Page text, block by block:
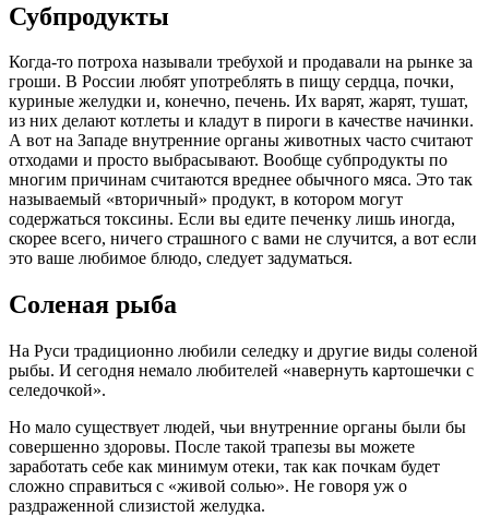
Субпродукты
Когда-то потроха называли требухой и продавали на рынке за
гроши. В России любят употреблять в пищу сердца, почки,
куриные желудки и, конечно, печень. Их варят, жарят, тушат,
из них делают котлеты и кладут в пироги в качестве начинки.
А вот на Западе внутренние органы животных часто считают
отходами и просто выбрасывают. Вообще субпродукты по
многим причинам считаются вреднее обычного мяса. Это так
называемый «вторичный» продукт, в котором могут
содержаться токсины. Если вы едите печенку лишь иногда,
скорее всего, ничего страшного с вами не случится, а вот если
это ваше любимое блюдо, следует задуматься.
Соленая рыба
На Руси традиционно любили селедку и другие виды соленой
рыбы. И сегодня немало любителей «навернуть картошечки с
селедочкой».
Но мало существует людей, чьи внутренние органы были бы
совершенно здоровы. После такой трапезы вы можете
заработать себе как минимум отеки, так как почкам будет
сложно справиться с «живой солью». Не говоря уж о
раздраженной слизистой желудка.